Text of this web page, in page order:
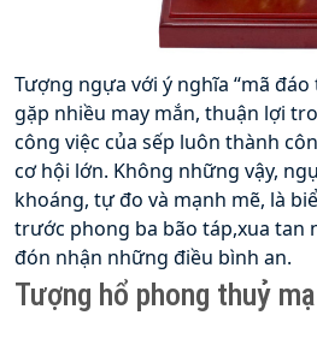
Tượng ngựa với ý nghĩa “mã
gặp nhiều may mắn, thuận lợi
công việc của sếp luôn thành
cơ hội lớn. Không những vậy,
khoáng, tự đo và mạnh mẽ, là
trước phong ba bão táp,xua tan
đón nhận những điều bình an.
Tượng hổ phong thuỷ